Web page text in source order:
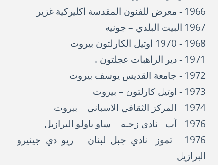
1966 - معرض للفنون المقدسة اكليركية غزير
1967 البيت البلدي – جونيه
1968 - 1970 اوتيل الكارلتون بيروت
1971 - دير الراهبات عجلتون .
1972 - جامعة القديس يوسف بيروت
1973 - اوتيل كارلتون – بيروت
1974 - المركز الثقافي الاسباني – بيروت
1976 - آب - نادي زحله – ساو باولو البرازيل
1976 - تموز- نادي جبل لبنان – ريو دي جينيرو
البرازيل